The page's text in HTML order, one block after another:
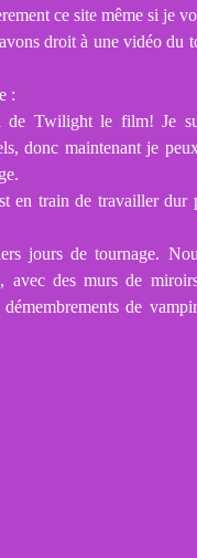
ce site même si je
droit à une vidéo du
:
Twilight le film! Je
donc maintenant je
en train de travailler
jours de tournage.
avec des murs de
de